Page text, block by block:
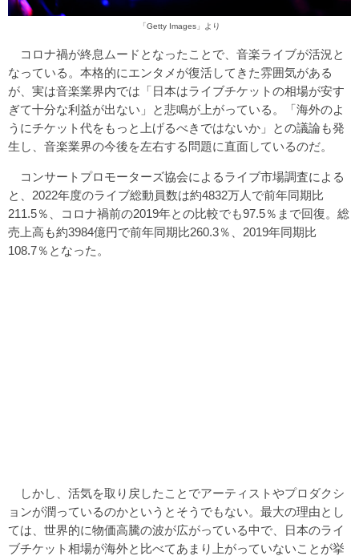
「Getty Images」より
コロナ禍が終息ムードとなったことで、音楽ライブが活況と
なっている。本格的にエンタメが復活してきた雰囲気がある
が、実は音楽業界内では「日本はライブチケットの相場が安す
ぎて十分な利益が出ない」と悲鳴が上がっている。「海外のよ
うにチケット代をもっと上げるべきではないか」との議論も発
生し、音楽業界の今後を左右する問題に直面しているのだ。
コンサートプロモーターズ協会によるライブ市場調査による
と、2022年度のライブ総動員数は約4832万人で前年同期比
211.5％、コロナ禍前の2019年との比較でも97.5％まで回復。総
売上高も約3984億円で前年同期比260.3％、2019年同期比
108.7％となった。
しかし、活気を取り戻したことでアーティストやプロダクシ
ョンが潤っているのかというとそうでもない。最大の理由とし
ては、世界的に物価高騰の波が広がっている中で、日本のライ
ブチケット相場が海外と比べてあまり上がっていないことが挙